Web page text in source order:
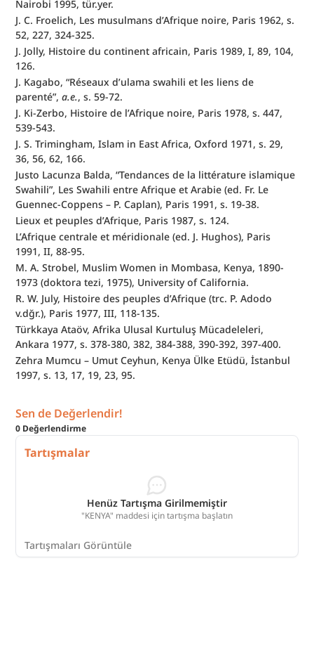
Nairobi 1995, tür.yer.
J. C. Froelich, Les musulmans d’Afrique noire, Paris 1962, s.
52, 227, 324-325.
J. Jolly, Histoire du continent africain, Paris 1989, I, 89, 104,
126.
J. Kagabo, “Réseaux d’ulama swahili et les liens de
parenté”, a.e., s. 59-72.
J. Ki-Zerbo, Histoire de l’Afrique noire, Paris 1978, s. 447,
539-543.
J. S. Trimingham, Islam in East Africa, Oxford 1971, s. 29,
36, 56, 62, 166.
Justo Lacunza Balda, “Tendances de la littérature islamique
Swahili”, Les Swahili entre Afrique et Arabie (ed. Fr. Le
Guennec-Coppens – P. Caplan), Paris 1991, s. 19-38.
Lieux et peuples d’Afrique, Paris 1987, s. 124.
L’Afrique centrale et méridionale (ed. J. Hughos), Paris
1991, II, 88-95.
M. A. Strobel, Muslim Women in Mombasa, Kenya, 1890-
1973 (doktora tezi, 1975), University of California.
R. W. July, Histoire des peuples d’Afrique (trc. P. Adodo
v.dğr.), Paris 1977, III, 118-135.
Türkkaya Ataöv, Afrika Ulusal Kurtuluş Mücadeleleri,
Ankara 1977, s. 378-380, 382, 384-388, 390-392, 397-400.
Zehra Mumcu – Umut Ceyhun, Kenya Ülke Etüdü, İstanbul
1997, s. 13, 17, 19, 23, 95.
Sen de Değerlendir!
0 Değerlendirme
Tartışmalar
Henüz Tartışma Girilmemiştir
"KENYA" maddesi için tartışma başlatın
Tartışmaları Görüntüle